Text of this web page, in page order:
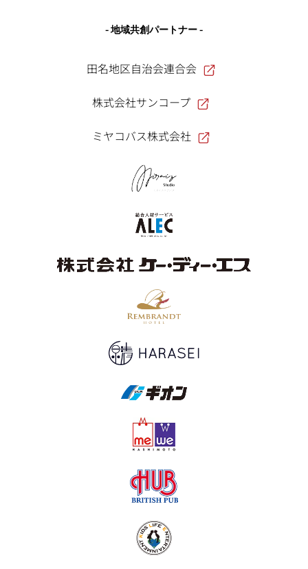
- 地域共創パートナー -
田名地区自治会連合会
株式会社サンコープ
ミヤコバス株式会社